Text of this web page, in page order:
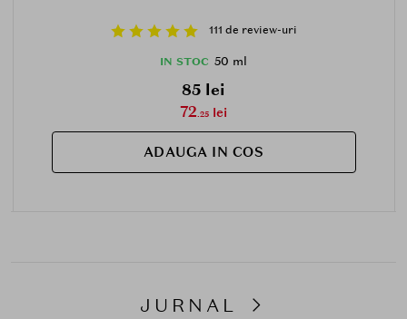
111 de review-uri
IN STOC 50 ml
85 lei
72.25 lei
ADAUGA IN COS
JURNAL